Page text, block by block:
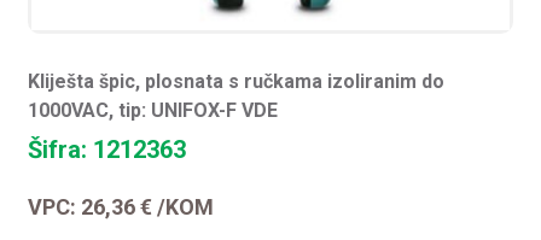
Kliješta špic, plosnata s ručkama izoliranim do
1000VAC, tip: UNIFOX-F VDE
Šifra: 1212363
VPC: 26,36€ /KOM